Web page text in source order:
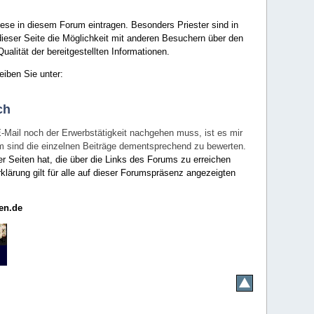
in diesem Forum eintragen. Besonders Priester sind in
Seite die Möglichkeit mit anderen Besuchern über den
der bereitgestellten Informationen.
Sie unter:
noch der Erwerbstätigkeit nachgehen muss, ist es mir
die einzelnen Beiträge dementsprechend zu bewerten.
Seiten hat, die über die Links des Forums zu erreichen
gilt für alle auf dieser Forumspräsenz angezeigten